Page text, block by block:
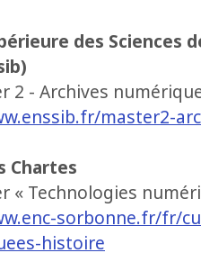
des Sciences
2 - Archives
master2-
Chartes
« Technologies
sorbonne.fr/fr/
histoire